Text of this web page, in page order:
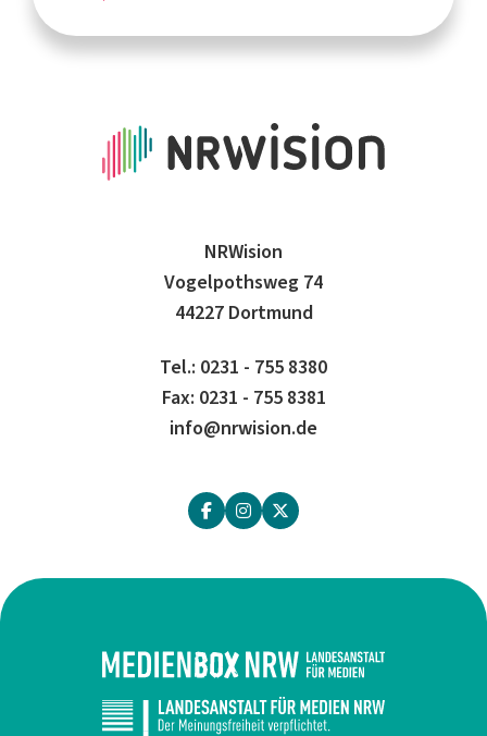
NRWision
Vogelpothsweg 74
44227 Dortmund
Tel.: 0231 - 755 8380
Fax: 0231 - 755 8381
info@nrwision.de